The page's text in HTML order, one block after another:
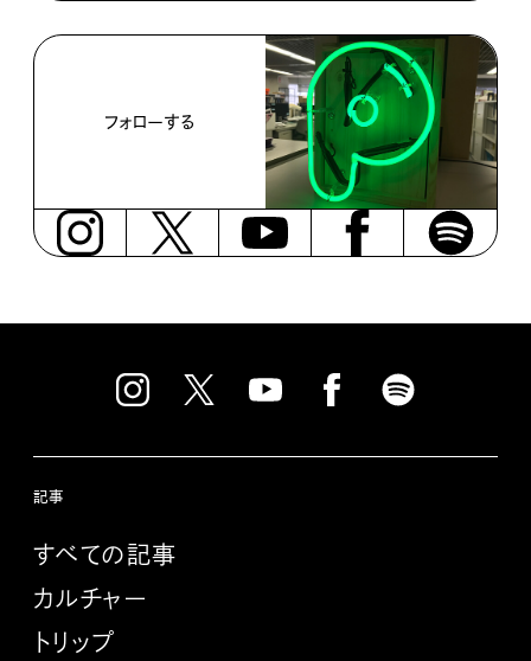
フォローする
記事
すべての記事
カルチャー
トリップ